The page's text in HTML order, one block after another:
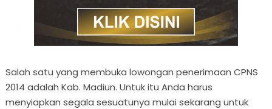
Salah satu yang membuka lowongan penerimaan CPNS
2014 adalah Kab. Madiun. Untuk itu Anda harus
menyiapkan segala sesuatunya mulai sekarang untuk